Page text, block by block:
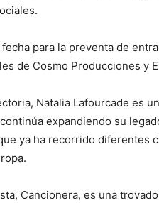
para la preventa de
de Cosmo Producciones y
Natalia Lafourcade es
expandiendo su
ya ha recorrido diferentes
Cancionera, es una